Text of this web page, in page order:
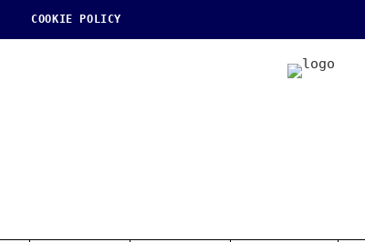
COOKIE POLICY